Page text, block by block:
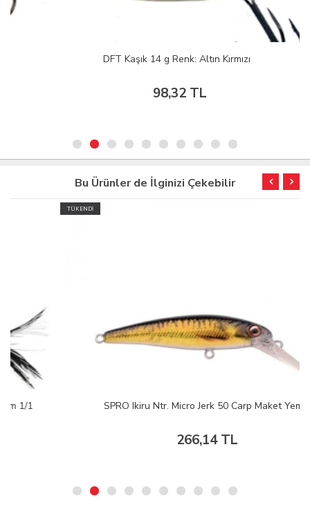
DFT Kaşık 14 g Renk: Altın Kırmızı
98,32 TL
Bu Ürünler de İlginizi Çekebilir
SPRO Ikiru Ntr. Micro Jerk 50 Carp Maket Yem
266,14 TL